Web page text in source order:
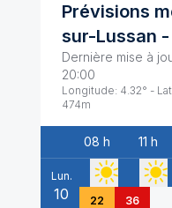
Prévisions
sur-Lussan -
Dernière mise à
20:00
Longitude: 4.32° -
474m
Date
08 h 11 h
Lun.
10 22 36